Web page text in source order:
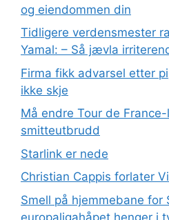
og eiendommen din
Tidligere verdensmester
Yamal: – Så jævla
Firma fikk advarsel etter
ikke skje
Må endre Tour de
smitteutbrudd
Starlink er nede
Christian Cappis forlater
Smell på hjemmebane
europaligahåpet henger i